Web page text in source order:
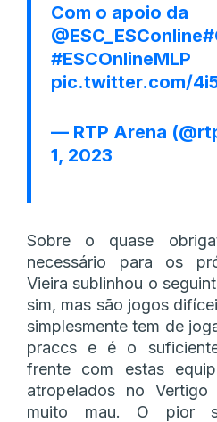
Com o apoio da
@ESC_ESConline
#ESCOnlineMLP
pic.twitter.com/
— RTP Arena
1, 2023
Sobre o quase
necessário para os
Vieira sublinhou o
sim, mas são jogos
simplesmente tem de
praccs e é o
frente com estas
atropelados no
muito mau. O pior